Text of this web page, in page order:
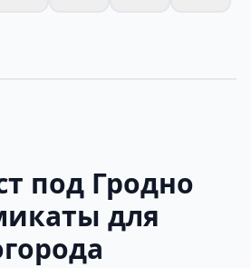
под Гродно
для